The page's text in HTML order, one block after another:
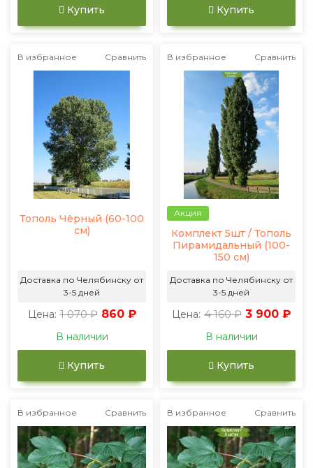
Купить Купить
В избранное Сравнить
Тополь Чёрный (60-100
см)
Доставка по Челябинску от
3-5 дней
Цена: 1 070 ₽ 860 ₽
В наличии
Купить
В избранное Сравнить
Акция
Комплект 5шт / Тополь
Пирамидальный (100-
150 см)
Доставка по Челябинску от
3-5 дней
Цена: 4 160 ₽ 3 900 ₽
В наличии
Купить
В избранное Сравнить В избранное Сравнить